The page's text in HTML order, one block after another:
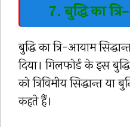
7. बुद्धि का
बुद्धि का त्रि-आयाम
दिया। गिलफोर्ड के इस
को त्रिविमीय सिद्धान्त या
कहते हैं।